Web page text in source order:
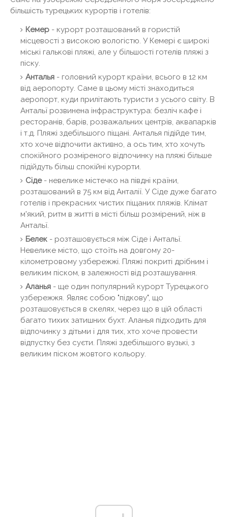
більшість турецьких курортів і готелів:
Кемер - курорт розташований в гористій
місцевості з високою вологістю. У Кемері є широкі
міські галькові пляжі, але у більшості готелів пляжі з
піску.
Анталья - головний курорт країни, всього в 12 км
від аеропорту. Саме в цьому місті знаходиться
аеропорт, куди прилітають туристи з усього світу. В
Антальї розвинена інфраструктура: безліч кафе і
ресторанів, барів, розважальних центрів, аквапарків
і т.д. Пляжі здебільшого піщані. Анталья підійде тим,
хто хоче відпочити активно, а ось тим, хто хочуть
спокійного розміреного відпочинку на пляжі більше
підійдуть більш спокійні курорти.
Сіде- невелике містечко на півдні країни,
розташований в 75 км від Анталії. У Сіде дуже багато
готелів і прекрасних чистих піщаних пляжів. Клімат
м'який, ритм в житті в місті більш розмірений, ніж в
Антальї.
Белек - розташовується між Сіде і Антальї.
Невелике місто, що стоїть на довгому 20-
кілометровому узбережжі. Пляжі покриті дрібним і
великим піском, в залежності від розташування.
Аланья - ще один популярний курорт Турецького
узбережжя. Являє собою "підкову", що
розташовується в скелях, через що в цій області
багато тихих затишних бухт. Аланья підходить для
відпочинку з дітьми і для тих, хто хоче провести
відпустку без суєти. Пляжі здебільшого вузькі, з
великим піском жовтого кольору.